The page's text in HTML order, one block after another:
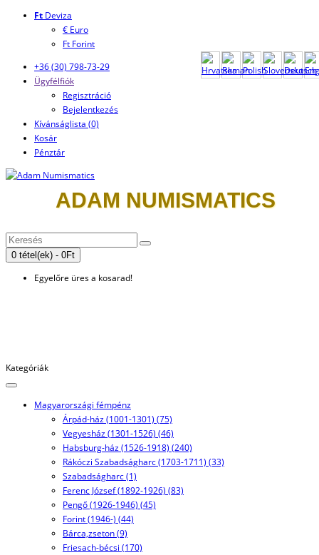
Ft Deviza
€ Euro
Ft Forint
+36 (30) 798-73-29
Ügyfélfiók
Regisztráció
Bejelentkezés
Kívánságlista (0)
Kosár
Pénztár
ADAM NUMISMATICS
0 tétel(ek) - 0Ft
Egyelőre üres a kosarad!
Kategóriák
Magyarországi fémpénz
Árpád-ház (1001-1301) (75)
Vegyesház (1301-1526) (46)
Habsburg-ház (1526-1918) (240)
Rákóczi Szabadságharc (1703-1711) (33)
Szabadságharc (1)
Ferenc József (1892-1926) (83)
Pengő (1926-1946) (45)
Forint (1946-) (44)
Bárca,zseton (9)
Friesach-bécsi (170)